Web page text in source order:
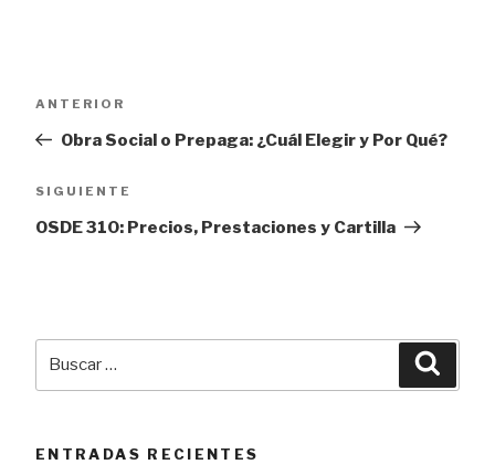
Navegación
de
Entrada
anterior
ANTERIOR
Obra Social o Prepaga: ¿Cuál Elegir y Por Qué?
Siguiente
entrada
SIGUIENTE
OSDE 310: Precios, Prestaciones y Cartilla
ENTRADAS RECIENTES